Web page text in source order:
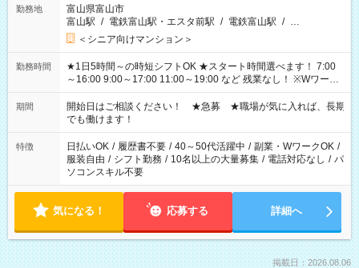
勤務地
富山県富山市
富山駅 / 電鉄富山駅・エスタ前駅 / 電鉄富山駅 / …
＜シニア向けマンション＞
勤務時間
★1日5時間～の時短シフトOK ★スタート時間選べます！ 7:00
～16:00 9:00～17:00 11:00～19:00 など 残業なし！ ※Wワーク
の場合、他のお仕事と合わせ週40時間超の就業はご案内できま
せん ※法令に基づき、週20時間以上勤務は社会保険への加入対
象となります ※労働者派遣法（日雇い派遣の原則禁止）によ
り、短時間・短期間の就業はご案内が難しい場合があります
期間
開始日はご相談ください！ ★急募 ★職場が気に入れば、長期
でも働けます！
特徴 日払いOK / 履歴書不要 / 40～50代活躍中 / 副業・WワークOK /
服装自由 / シフト勤務 / 10名以上の大量募集 / 電話対応なし / パ
ソコンスキル不要
気になる！ 応募する 詳細へ
掲載日：2026.08.06